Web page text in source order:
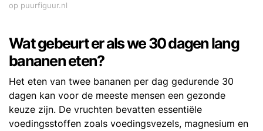
op puurfiguur.nl
Wat gebeurt er als we 30 dagen lang
bananen eten?
Het eten van twee bananen per dag gedurende 30
dagen kan voor de meeste mensen een gezonde
keuze zijn. De vruchten bevatten essentiële
voedingsstoffen zoals voedingsvezels, magnesium en